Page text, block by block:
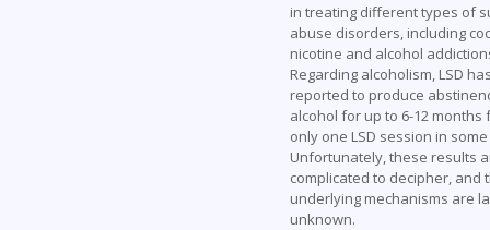
in treating different types of
abuse disorders, including
nicotine and alcohol
Regarding alcoholism, LSD
reported to produce
alcohol for up to 6-12 months
only one LSD session in
Unfortunately, these results
complicated to decipher, and
underlying mechanisms are
unknown.